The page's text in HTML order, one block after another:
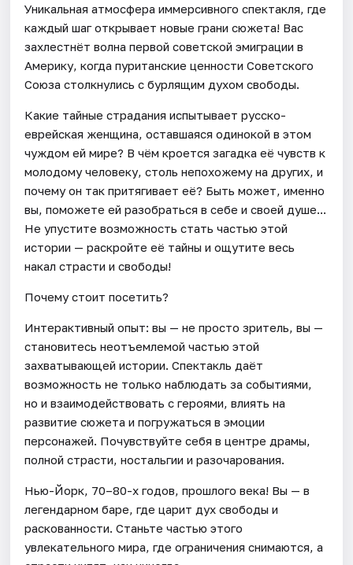
Уникальная атмосфера иммерсивного спектакля, где
каждый шаг открывает новые грани сюжета! Вас
захлестнёт волна первой советской эмиграции в
Америку, когда пуританские ценности Советского
Союза столкнулись с бурлящим духом свободы.
Какие тайные страдания испытывает русско-
еврейская женщина, оставшаяся одинокой в этом
чуждом ей мире? В чём кроется загадка её чувств к
молодому человеку, столь непохожему на других, и
почему он так притягивает её? Быть может, именно
вы, поможете ей разобраться в себе и своей душе...
Не упустите возможность стать частью этой
истории — раскройте её тайны и ощутите весь
накал страсти и свободы!
Почему стоит посетить?
Интерактивный опыт: вы — не просто зритель, вы —
становитесь неотъемлемой частью этой
захватывающей истории. Спектакль даёт
возможность не только наблюдать за событиями,
но и взаимодействовать с героями, влиять на
развитие сюжета и погружаться в эмоции
персонажей. Почувствуйте себя в центре драмы,
полной страсти, ностальгии и разочарования.
Нью-Йорк, 70–80-х годов, прошлого века! Вы — в
легендарном баре, где царит дух свободы и
раскованности. Станьте частью этого
увлекательного мира, где ограничения снимаются, а